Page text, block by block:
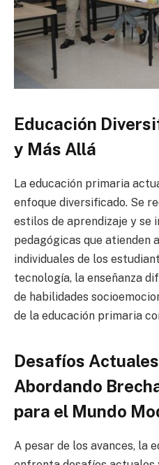
Educación
y Más Allá
La educación primaria
enfoque diversificado. Se
estilos de aprendizaje y se
pedagógicas que atienden
individuales de los
tecnología, la enseñanza
de habilidades
de la educación primaria
Desafíos
Abordando
para el Mundo
A pesar de los avances, la